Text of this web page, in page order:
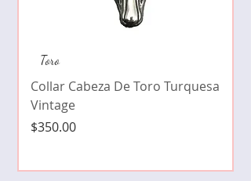
Toro
Collar Cabeza De Toro Turquesa
Vintage
Precio
$350.00